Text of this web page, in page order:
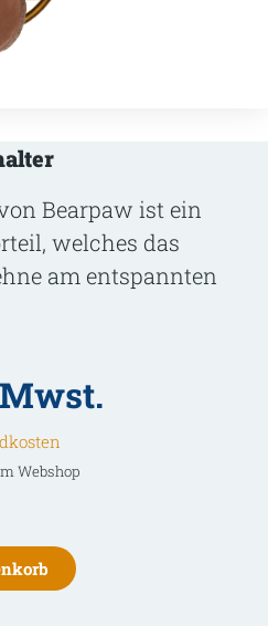
Bearpaw ist ein
welches das
am entspannten
Webshop